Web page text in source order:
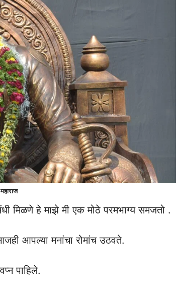
मिळणे हे माझे मी एक मोठे परमभाग्य समजतो .
आपल्या मनांचा रोमांच उठवते.
पाहिले.